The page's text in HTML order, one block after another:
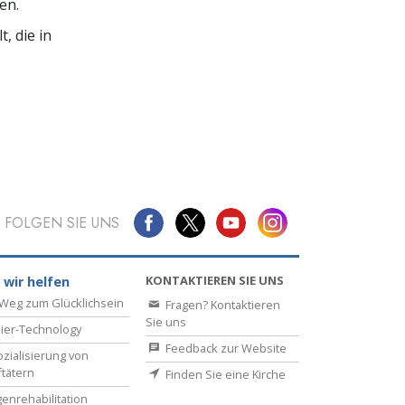
die in
FOLGEN SIE UNS
wir helfen
zum Glücklichsein
Technology
von
KONTAKTIEREN SIE UNS
Fragen? Kontaktieren
Sie uns
Feedback zur Website
Finden Sie eine Kirche